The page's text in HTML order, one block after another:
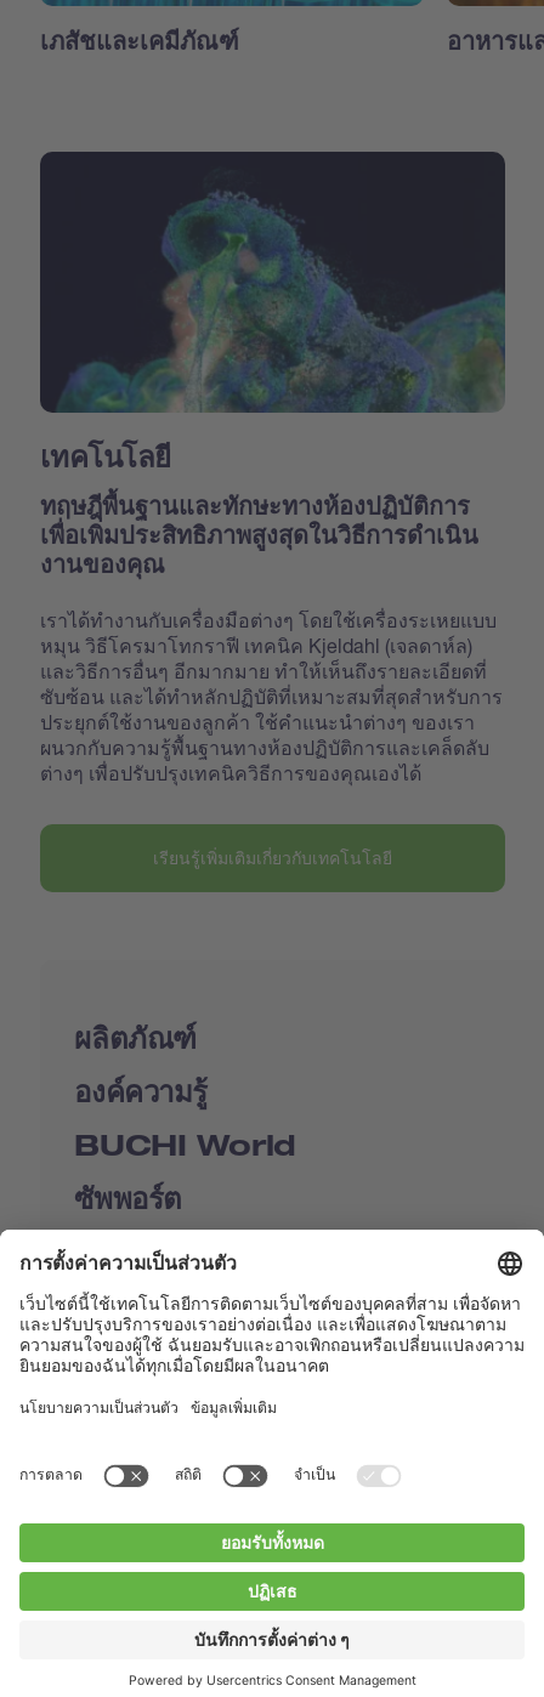
เภสัชและเคมีภัณฑ์ อาหารแ
เทคโนโลยี
ทฤษฎีพื้นฐานและทักษะทางห้องปฏิบัติการ
เพื่อเพิ่มประสิทธิภาพสูงสุดในวิธีการดำเนิน
งานของคุณ
เราได้ทำงานกับเครื่องมือต่างๆ โดยใช้เครื่องระเหยแบบ
หมุน วิธีโครมาโทกราฟี เทคนิค Kjeldahl (เจลดาห์ล)
และวิธีการอื่นๆ อีกมากมาย ทำให้เห็นถึงรายละเอียดที่
ซับซ้อน และได้ทำหลักปฏิบัติที่เหมาะสมที่สุดสำหรับการ
ประยุกต์ใช้งานของลูกค้า ใช้คำแนะนำต่างๆ ของเรา
ผนวกกับความรู้พื้นฐานทางห้องปฏิบัติการและเคล็ดลับ
ต่างๆ เพื่อปรับปรุงเทคนิควิธีการของคุณเองได้
เรียนรู้เพิ่มเติมเกี่ยวกับเทคโนโลยี
ผลิตภัณฑ์
องค์ความรู้
BUCHI World
ซัพพอร์ต
Shop
Contact us
BUCHI Worldwide
Blogs
LinkedinInstagramTwitter Youtube